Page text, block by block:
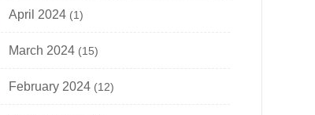
April 2024(1)
March 2024(15)
February 2024(12)